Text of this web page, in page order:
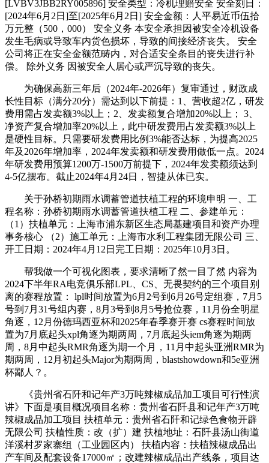
[LVBV3JBB2RY005896] 安全类型：冷机理赔安全 安全刻日：
[2024年6月2日]至[2025年6月2日] 安全金额：人平易近币伍拾
万元整（500，000） 安全义务 本安全承担因被安全冷机设备
发生毛病或导致车内货色损坏，导致的间接经济丧失。 安全
公司将正在安全金额范畴内，对合适安全条目的丧失进行补
偿。 除外义务 因被安全人居心或严沉导致的丧失。
为确保高新三年后（2024年-2026年）复审通过，财政成
长性目标（满分20分）需达到以下前提：1、营收超2亿，研发
费用需占发卖额3%以上；2、发卖额复合增加20%以上； 3、
净资产复合增加率20%以上，此中研发费用占发卖额3%以上
是硬性目标。只需要研发费用比例3%能否达标，为提高2025
年及2026年增加率，2024年发卖额和研发费用做低一点。2024
年研发费用预算1200万-1500万前提下，2024年发卖额须达到
4-5亿摆布。截止2024年4月24日，智捷从体已实。
关于孙桥初期雨水调蓄管道扶植工程的环境申明 一、工
程名称：孙桥初期雨水调蓄管道扶植工程 二、参建单元：
（1）扶植单元：上海市浦东新区生态局基建项目和资产办理
事务核心 （2）施工单元：上海市水利工程集团无限公司 三、
开工日期：2024年4月12日完工日期：2025年10月3日。
帮我做一个可视化图表，要求清晰了然一目了然 内容为
2024下半年RA电竞俱乐部LPL、CS、无畏契约的三个项目别
离的赛程放置： lpl时间放置为6月2号到6月26号定组赛，7月5
号到7月31号组内赛，8月3号到8月5号抢位赛，11月份全明星
角逐，12月份德玛西亚杯和2025年春季赛开赛 cs赛程时间放
置为7月底起头xpl角逐为期两周，7月底起头iem角逐为期两
周，8月中起头RMR角逐为期一个月，11月中起头亚洲RMR为
期两周，12月初起头Major为期两周，blastshowdown和5e亚洲
杯鄙人？。
《贵州省石阡和记年产3万吨辣椒成品加工项目可行性演
讲》下面是项目概况项目名称：贵州省石阡县和记年产3万吨
辣椒成品加工项目 扶植单元：贵州省石阡和记绿色食物开辟
无限公司 扶植性质：改（扩）建 扶植地址：石阡县汤山街道
洋溪村罗家寨组（工业园区内） 扶植内容：扶植辣椒成品出
产车间及配套设备17000㎡；改建辣椒成品出产线条，项目达